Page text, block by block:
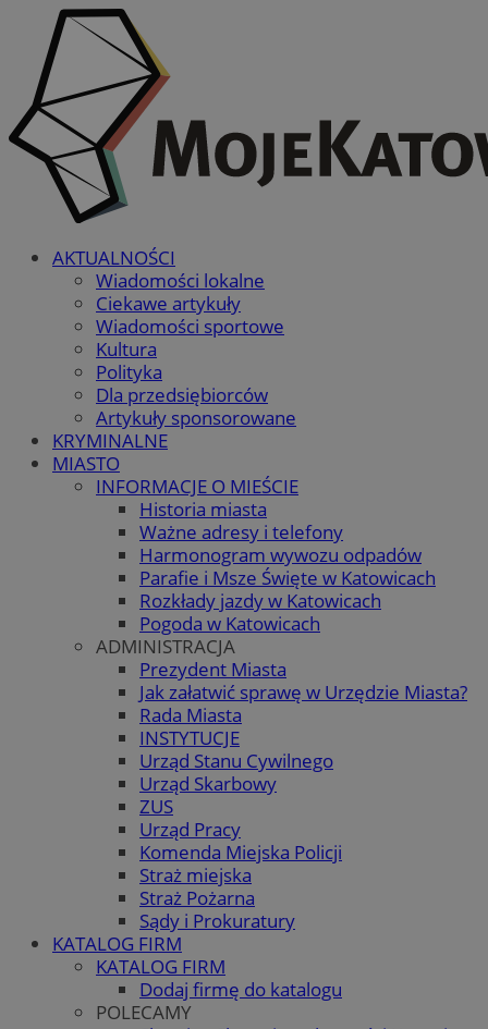
AKTUALNOŚCI
Wiadomości lokalne
Ciekawe artykuły
Wiadomości sportowe
Kultura
Polityka
Dla przedsiębiorców
Artykuły sponsorowane
KRYMINALNE
MIASTO
INFORMACJE O MIEŚCIE
Historia miasta
Ważne adresy i telefony
Harmonogram wywozu odpadów
Parafie i Msze Święte w Katowicach
Rozkłady jazdy w Katowicach
Pogoda w Katowicach
ADMINISTRACJA
Prezydent Miasta
Jak załatwić sprawę w Urzędzie Miasta?
Rada Miasta
INSTYTUCJE
Urząd Stanu Cywilnego
Urząd Skarbowy
ZUS
Urząd Pracy
Komenda Miejska Policji
Straż miejska
Straż Pożarna
Sądy i Prokuratury
KATALOG FIRM
KATALOG FIRM
Dodaj firmę do katalogu
POLECAMY